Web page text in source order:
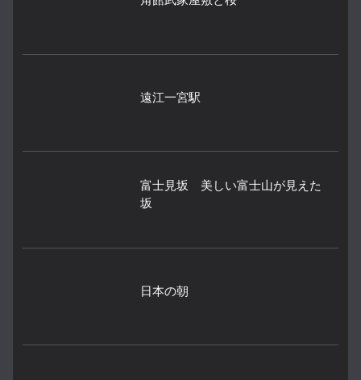
遠江一宮駅
富士見坂 美しい富士山が見えた
坂
日本の朝